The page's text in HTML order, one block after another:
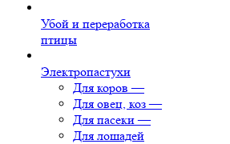
Убой и переработка
птицы
Электропастухи
Для коров —
Для овец, коз —
Для пасеки —
Для лошадей